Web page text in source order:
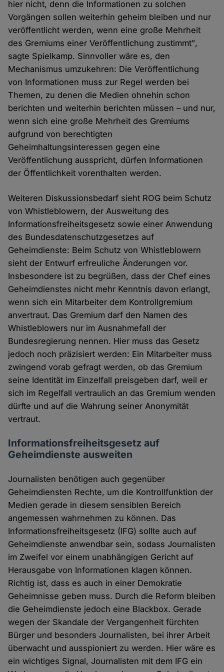
hier nicht, denn die Informationen zu solchen
Vorgängen sollen weiterhin geheim bleiben und nur
veröffentlicht werden, wenn eine große Mehrheit
des Gremiums einer Veröffentlichung zustimmt",
sagte Spielkamp. Sinnvoller wäre es, den
Mechanismus umzukehren: Die Veröffentlichung
von Informationen muss zur Regel werden bei
Themen, zu denen die Medien ohnehin schon
berichten und weiterhin berichten müssen – und nur,
wenn sich eine große Mehrheit des Gremiums
aufgrund von berechtigten
Geheimhaltungsinteressen gegen eine
Veröffentlichung ausspricht, dürfen Informationen
der Öffentlichkeit vorenthalten werden.
Weiteren Diskussionsbedarf sieht ROG beim Schutz
von Whistleblowern, der Ausweitung des
Informationsfreiheitsgesetz sowie einer Anwendung
des Bundesdatenschutzgesetzes auf
Geheimdienste: Beim Schutz von Whistleblowern
sieht der Entwurf erfreuliche Änderungen vor.
Insbesondere ist zu begrüßen, dass der Chef eines
Geheimdienstes nicht mehr Kenntnis davon erlangt,
wenn sich ein Mitarbeiter dem Kontrollgremium
anvertraut. Das Gremium darf den Namen des
Whistleblowers nur im Ausnahmefall der
Bundesregierung nennen. Hier muss das Gesetz
jedoch noch präzisiert werden: Ein Mitarbeiter muss
zwingend vorab gefragt werden, ob das Gremium
seine Identität im Einzelfall preisgeben darf, weil er
sich im Regelfall vertraulich an das Gremium wenden
dürfte und auf die Wahrung seiner Anonymität
vertraut.
Informationsfreiheitsgesetz auf
Geheimdienste ausweiten
Journalisten benötigen auch gegenüber
Geheimdiensten Rechte, um die Kontrollfunktion der
Medien gerade in diesem sensiblen Bereich
angemessen wahrnehmen zu können. Das
Informationsfreiheitsgesetz (IFG) sollte auch auf
Geheimdienste anwendbar sein, sodass Journalisten
im Zweifel vor einem unabhängigen Gericht auf
Herausgabe von Informationen klagen können.
Richtig ist, dass es auch in einer Demokratie
Geheimnisse geben muss. Durch die Reform bleiben
die Geheimdienste jedoch eine Blackbox. Gerade
wegen der Skandale der Vergangenheit fürchten
Bürger und besonders Journalisten, bei ihrer Arbeit
überwacht und ausspioniert zu werden. Hier wäre es
ein wichtiges Signal, Journalisten mit dem IFG ein